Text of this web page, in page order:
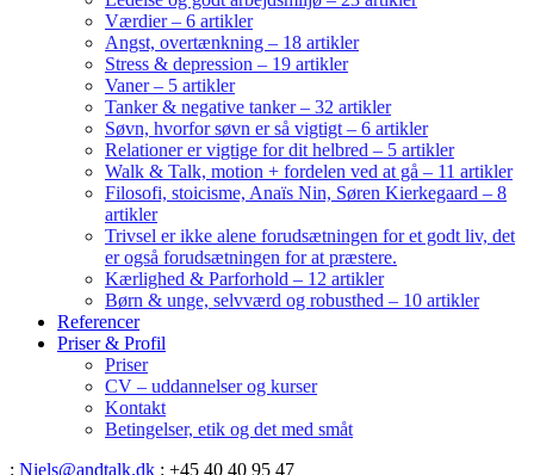
Værdier – 6 artikler
Angst, overtænkning – 18 artikler
Stress & depression – 19 artikler
Vaner – 5 artikler
Tanker & negative tanker – 32 artikler
Søvn, hvorfor søvn er så vigtigt – 6 artikler
Relationer er vigtige for dit helbred – 5 artikler
Walk & Talk, motion + fordelen ved at gå – 11 artikler
Filosofi, stoicisme, Anaïs Nin, Søren Kierkegaard – 8
artikler
Trivsel er ikke alene forudsætningen for et godt liv, det
er også forudsætningen for at præstere.
Kærlighed & Parforhold – 12 artikler
Børn & unge, selvværd og robusthed – 10 artikler
Referencer
Priser & Profil
Priser
CV – uddannelser og kurser
Kontakt
Betingelser, etik og det med småt
: Niels@andtalk.dk : +45 40 40 95 47